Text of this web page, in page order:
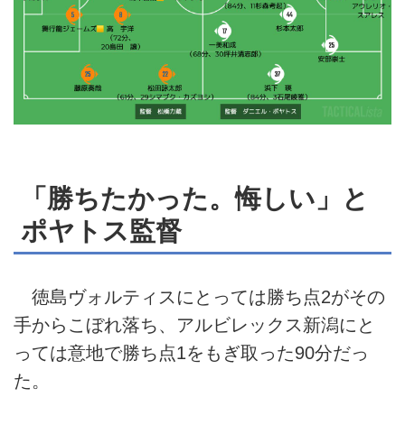
「勝ちたかった。悔しい」と
ポヤトス監督
徳島ヴォルティスにとっては勝ち点2がその
手からこぼれ落ち、アルビレックス新潟にと
っては意地で勝ち点1をもぎ取った90分だっ
た。